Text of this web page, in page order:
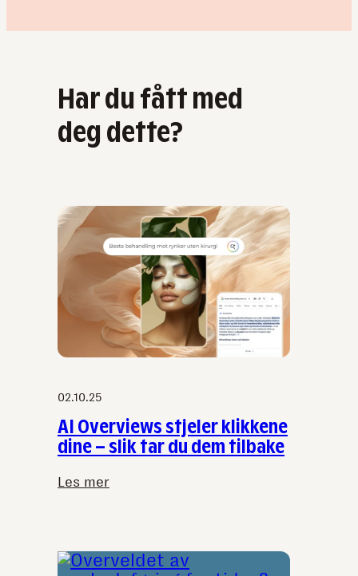
Har du fått med
deg dette?
02.10.25
AI Overviews stjeler klikkene
dine – slik tar du dem tilbake
Les mer
:
stjeler
klikkene